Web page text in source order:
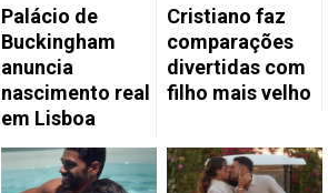
Palácio de
Buckingham
anuncia
nascimento real
em Lisboa
Cristiano faz
comparações
divertidas com
filho mais velho